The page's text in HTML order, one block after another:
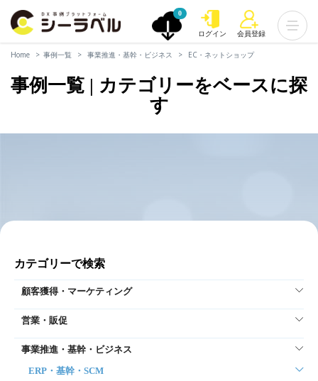
0
ログイン 会員登録
Home 事例一覧 事業推進・基幹・ビジネス EC・ネットショップ
事例一覧 | カテゴリーをベースに探
す
カテゴリーで検索
顧客獲得・マーケティング
営業・販促
事業推進・基幹・ビジネス
ERP・基幹・SCM